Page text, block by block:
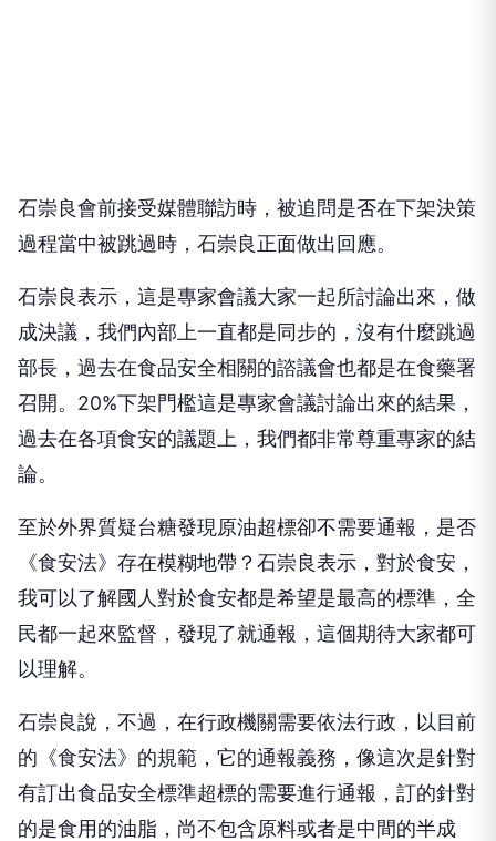
石崇良會前接受媒體聯訪時，被追問是否在下架決策
過程當中被跳過時，石崇良正面做出回應。
石崇良表示，這是專家會議大家一起所討論出來，做
成決議，我們內部上一直都是同步的，沒有什麼跳過
部長，過去在食品安全相關的諮議會也都是在食藥署
召開。20%下架門檻這是專家會議討論出來的結果，
過去在各項食安的議題上，我們都非常尊重專家的結
論。
至於外界質疑台糖發現原油超標卻不需要通報，是否
《食安法》存在模糊地帶？石崇良表示，對於食安，
我可以了解國人對於食安都是希望是最高的標準，全
民都一起來監督，發現了就通報，這個期待大家都可
以理解。
石崇良說，不過，在行政機關需要依法行政，以目前
的《食安法》的規範，它的通報義務，像這次是針對
有訂出食品安全標準超標的需要進行通報，訂的針對
的是食用的油脂，尚不包含原料或者是中間的半成